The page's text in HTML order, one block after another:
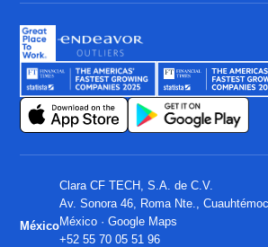
México
Clara CF TECH, S.A. de C.V.
Av. Sonora 46, Roma Nte.,
México ·Google Maps
+52 55 70 05 51 96